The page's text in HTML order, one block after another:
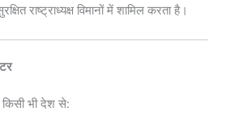
राष्ट्राध्यक्ष विमानों में शामिल करता है।
किसी भी देश से: